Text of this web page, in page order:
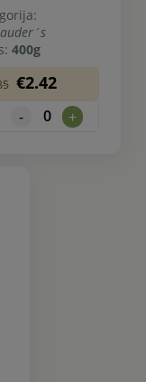
400g
€2.42
- 0 +